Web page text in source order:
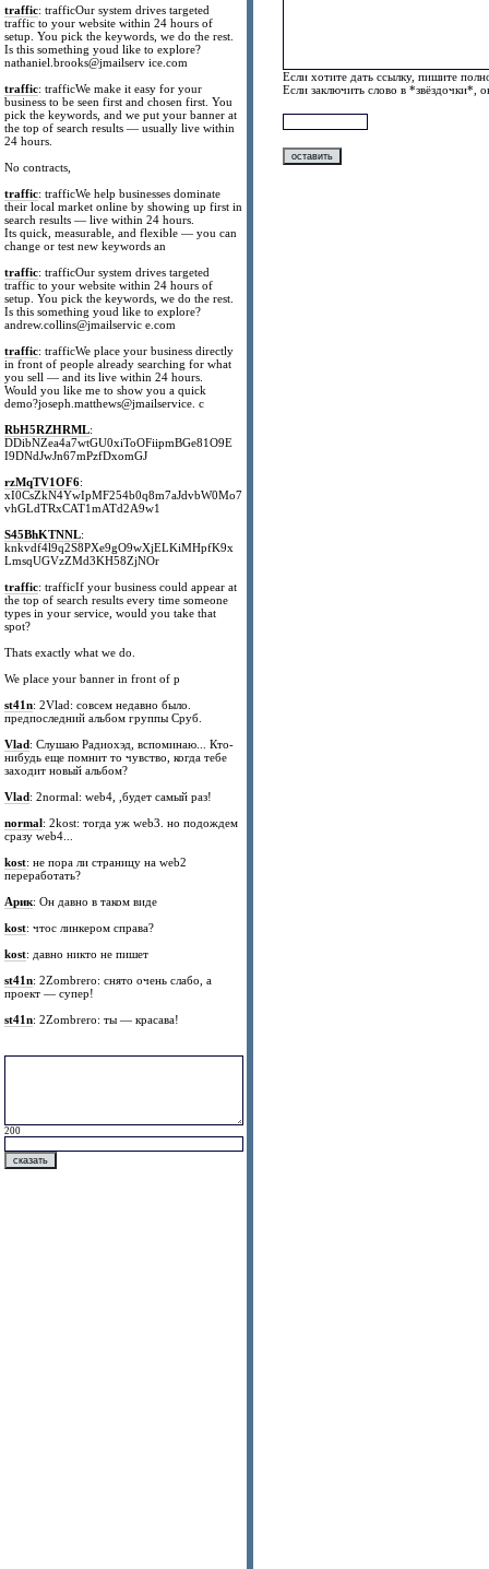
traffic: trafficOur system drives targeted
traffic to your website within 24 hours of
setup. You pick the keywords, we do the rest.
Is this something youd like to explore?
nathaniel.brooks@jmailserv ice.com
traffic: trafficWe make it easy for your
business to be seen first and chosen first. You
pick the keywords, and we put your banner at
the top of search results — usually live within
24 hours.
No contracts,
traffic: trafficWe help businesses dominate
their local market online by showing up first in
search results — live within 24 hours.
Its quick, measurable, and flexible — you can
change or test new keywords an
traffic: trafficOur system drives targeted
traffic to your website within 24 hours of
setup. You pick the keywords, we do the rest.
Is this something youd like to explore?
andrew.collins@jmailservic e.com
traffic: trafficWe place your business directly
in front of people already searching for what
you sell — and its live within 24 hours.
Would you like me to show you a quick
demo?joseph.matthews@jmailservice. c
RbH5RZHRML:
DDibNZea4a7wtGU0xiToOFiipmBGe81O9E
I9DNdJwJn67mPzfDxomGJ
rzMqTV1OF6:
xI0CsZkN4YwIpMF254b0q8m7aJdvbW0Mo7
vhGLdTRxCAT1mATd2A9w1
S45BhKTNNL:
knkvdf4l9q2S8PXe9gO9wXjELKiMHpfK9x
LmsqUGVzZMd3KH58ZjNOr
traffic: trafficIf your business could appear at
the top of search results every time someone
types in your service, would you take that
spot?
Thats exactly what we do.
We place your banner in front of p
st41n: 2Vlad: совсем недавно было.
предпоследний альбом группы Сруб.
Vlad: Слушаю Радиохэд, вспоминаю... Кто-
нибудь еще помнит то чувство, когда тебе
заходит новый альбом?
Vlad: 2normal: web4, ,будет самый раз!
normal: 2kost: тогда уж web3. но подождем
сразу web4...
kost: не пора ли страницу на web2
переработать?
Арик: Он давно в таком виде
kost: чтос линкером справа?
kost: давно никто не пишет
st41n: 2Zombrero: снято очень слабо, а
проект — супер!
st41n: 2Zombrero: ты — красава!
200
Если хотите дать ссылку, пишите
Если заключить слово в *звёздочки*,